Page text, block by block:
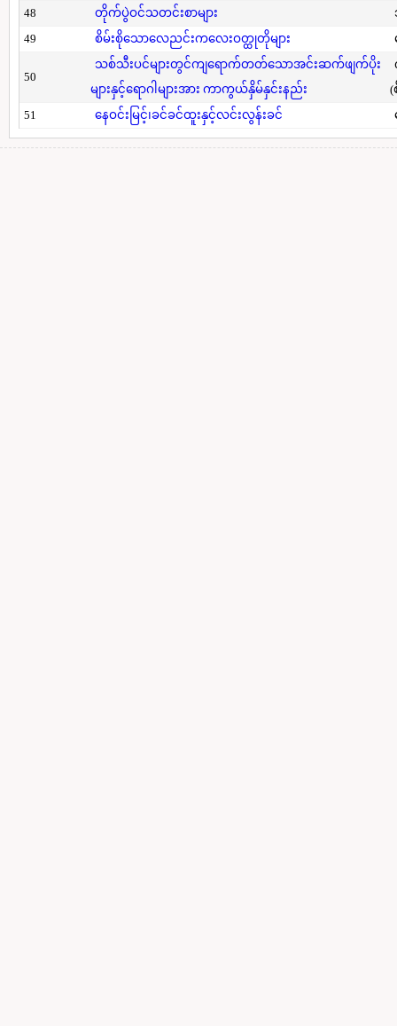
48 တိုက်ပွဲဝင်သတင်းစာများ
49
စိမ်းစိုသောလေညင်းကလေးဝတ္ထုတိုများ
50
သစ်သီးပင်များတွင်ကျရောက်တတ်သောအင်းဆက်ဖျက်ပိုး
များနှင့်ရောဂါများအား ကာကွယ်နှိမ်နှင်းနည်း
(
51
နေဝင်းမြင့်၊ခင်ခင်ထူးနှင့်လင်းလွန်းခင်